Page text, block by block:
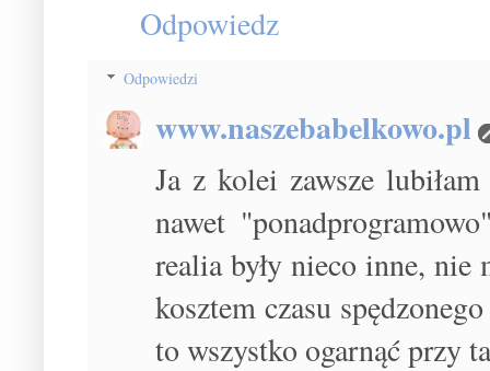
Odpowiedz
Odpowiedzi
www.naszebabelkowo.pl
Ja z kolei zawsze
nawet
realia były nieco inne, nie
kosztem czasu
to wszystko ogarnąć przy